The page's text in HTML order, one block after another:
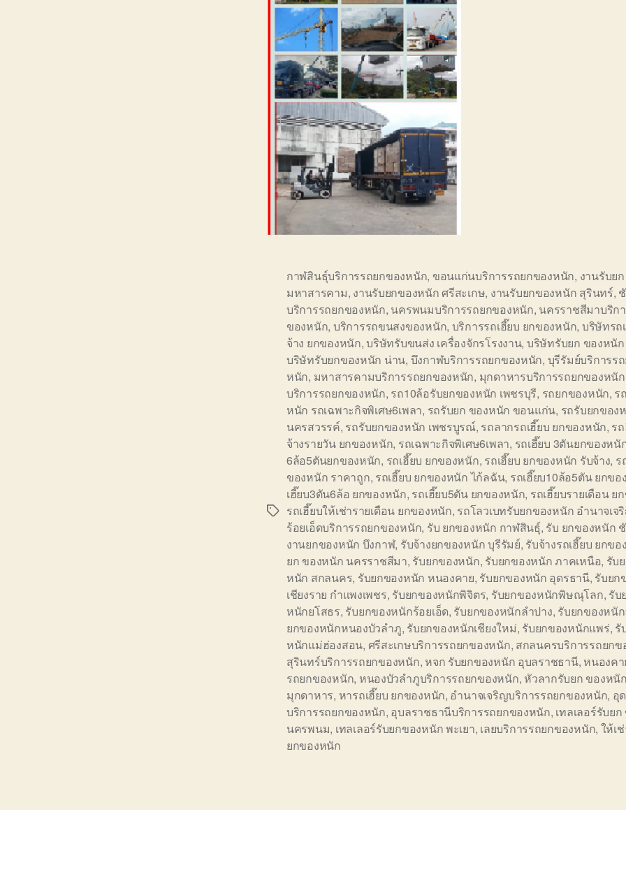
Tags
กาฬสินธุ์บริการรถยกของหนัก, ขอนแก่นบริการรถยกของหนัก, งานรับย
มหาสารคาม, งานรับยกของหนัก ศรีสะเกษ, งานรับยกของหนัก สุรินทร์,
บริการรถยกของหนัก, นครพนมบริการรถยกของหนัก, นครราชสีมาบริก
ของหนัก, บริการรถขนสงของหนัก, บริการรถเฮี๊ยบ ยกของหนัก, บริษัทรถ
จ้าง ยกของหนัก,บริษัทรับขนส่ง เครื่องจักรโรงงาน, บริษัทรับยก ของหนัก
บริษัทรับยกของหนัก น่าน, บึงกาฬบริการรถยกของหนัก, บุรีรัมย์บริการร
หนัก, มหาสารคามบริการรถยกของหนัก, มุกดาหารบริการรถยกของหนัก
บริการรถยกของหนัก, รถ10ล้อรับยกของหนัก เพชรบุรี, รถยกของหนัก, ร
หนัก รถเฉพาะกิจพิเศษ6เพลา, รถรับยก ของหนัก ขอนแก่น, รถรับยกของ
นครสวรรค์, รถรับยกของหนัก เพชรบูรณ์, รถลากรถเฮี๊ยบ ยกของหนัก, ร
จ้างรายวัน ยกของหนัก, รถเฉพาะกิจพิเศษ6เพลา, รถเฮี๊ยบ 3ตันยกของหนั
6ล้อ5ตันยกของหนัก, รถเฮี๊ยบ ยกของหนัก, รถเฮี๊ยบ ยกของหนัก รับจ้าง, ร
ของหนัก ราคาถูก, รถเฮี๊ยบ ยกของหนัก ไก้ลฉัน, รถเฮี๊ยบ10ล้อ5ตัน ยกขอ
เฮี๊ยบ3ตัน6ล้อ ยกของหนัก, รถเฮี๊ยบ5ตัน ยกของหนัก, รถเฮี๊ยบรายเดือน ย
รถเฮี๊ยบให้เช่ารายเดือน ยกของหนัก, รถโลวเบทรับยกของหนัก อำนาจเจ
ร้อยเอ็ดบริการรถยกของหนัก, รับ ยกของหนัก กาฬสินธุ์, รับ ยกของหนัก
งานยกของหนัก บึงกาฬ, รับจ้างยกของหนัก บุรีรัมย์, รับจ้างรถเฮี๊ยบ ยกข
ยก ของหนัก นครราชสีมา, รับยกของหนัก, รับยกของหนัก ภาคเหนือ, รับ
หนัก สกลนคร, รับยกของหนัก หนองคาย, รับยกของหนัก อุดรธานี, รับยก
เชียงราย กำแพงเพชร, รับยกของหนักพิจิตร, รับยกของหนักพิษณุโลก, รับ
หนักยโสธร, รับยกของหนักร้อยเอ็ด, รับยกของหนักลำปาง, รับยกของหนั
ยกของหนักหนองบัวลำภู, รับยกของหนักเชียงใหม่, รับยกของหนักแพร่, รั
หนักแม่ฮ่องสอน, ศรีสะเกษบริการรถยกของหนัก, สกลนครบริการรถยก
สุรินทร์บริการรถยกของหนัก, หจก รับยกของหนัก อุบลราชธานี, หนองค
รถยกของหนัก, หนองบัวลำภูบริการรถยกของหนัก, หัวลากรับยก ของหนัก
มุกดาหาร, หารถเฮี๊ยบ ยกของหนัก, อำนาจเจริญบริการรถยกของหนัก, อุ
บริการรถยกของหนัก, อุบลราชธานีบริการรถยกของหนัก, เทลเลอร์รับย
นครพนม, เทลเลอร์รับยกของหนัก พะเยา, เลยบริการรถยกของหนัก, ให้เ
ยกของหนัก